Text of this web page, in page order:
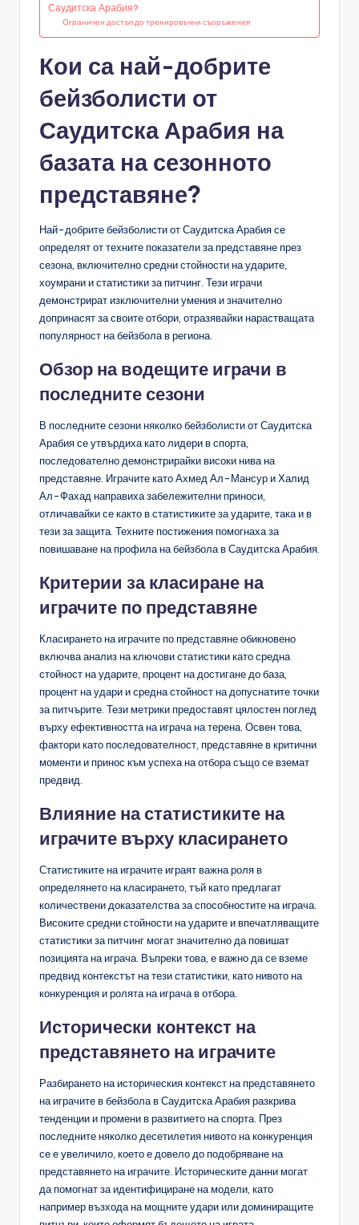
Саудитска Арабия?
Ограничен достъп до тренировъчни съоръжения
Кои са най-добрите
бейзболисти от
Саудитска Арабия на
базата на сезонното
представяне?
Най-добрите бейзболисти от Саудитска Арабия се
определят от техните показатели за представяне през
сезона, включително средни стойности на ударите,
хоумрани и статистики за питчинг. Тези играчи
демонстрират изключителни умения и значително
допринасят за своите отбори, отразявайки нарастващата
популярност на бейзбола в региона.
Обзор на водещите играчи в
последните сезони
В последните сезони няколко бейзболисти от Саудитска
Арабия се утвърдиха като лидери в спорта,
последователно демонстрирайки високи нива на
представяне. Играчите като Ахмед Ал-Мансур и Халид
Ал-Фахад направиха забележителни приноси,
отличавайки се както в статистиките за ударите, така и в
тези за защита. Техните постижения помогнаха за
повишаване на профила на бейзбола в Саудитска Арабия.
Критерии за класиране на
играчите по представяне
Класирането на играчите по представяне обикновено
включва анализ на ключови статистики като средна
стойност на ударите, процент на достигане до база,
процент на удари и средна стойност на допуснатите точки
за питчърите. Тези метрики предоставят цялостен поглед
върху ефективността на играча на терена. Освен това,
фактори като последователност, представяне в критични
моменти и принос към успеха на отбора също се вземат
предвид.
Влияние на статистиките на
играчите върху класирането
Статистиките на играчите играят важна роля в
определянето на класирането, тъй като предлагат
количествени доказателства за способностите на играча.
Високите средни стойности на ударите и впечатляващите
статистики за питчинг могат значително да повишат
позицията на играча. Въпреки това, е важно да се вземе
предвид контекстът на тези статистики, като нивото на
конкуренция и ролята на играча в отбора.
Исторически контекст на
представянето на играчите
Разбирането на историческия контекст на представянето
на играчите в бейзбола в Саудитска Арабия разкрива
тенденции и промени в развитието на спорта. През
последните няколко десетилетия нивото на конкуренция
се е увеличило, което е довело до подобряване на
представянето на играчите. Историческите данни могат
да помогнат за идентифициране на модели, като
например възхода на мощните удари или доминиращите